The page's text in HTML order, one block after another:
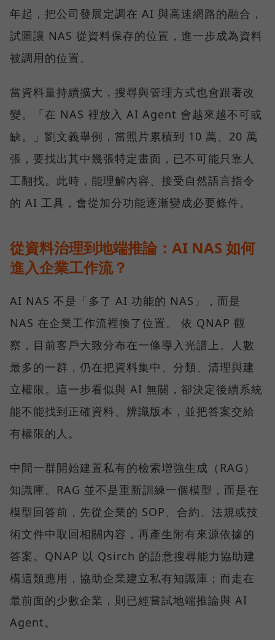
年起，把公司發展定調在 AI 與高速網路的融合，
試圖讓 NAS 從資料保存的位置，進一步成為資料
被調用的位置。
當資料量持續擴大，搜尋與管理方式也會跟著改
變。「在 NAS 裡放入 AI Agent 會越來越不可或
缺。」劉文義舉例，當照片累積到 10 萬、20 萬
張，要找出其中幾張特定畫面，已不可能只靠人
工翻找。此時，能理解內容、接受自然語言指令
的 AI 工具，會從加分功能逐漸變成必要條件。
從資料治理到地端推論：AI NAS 如何
進入企業工作流？
AI NAS 不是「多了 AI 功能的 NAS」，而是
NAS 在企業工作流裡換了位置。 依 QNAP 觀
察，目前客戶大致分布在一條導入光譜上。人數
最多的一群，仍在把資料集中、分類、清理與建
立權限。這一步看似與 AI 無關，卻決定後續系統
能不能找到正確資料、辨識版本，並把答案交給
有權限的人。
中間一群開始建置私有的檢索增強生成（RAG）
知識庫。RAG 並不是重新訓練一個模型，而是在
模型回答前，先從企業的 SOP、合約、法規或技
術文件中取回相關內容，再產生附有來源依據的
答案。QNAP 以 Qsirch 的語意搜尋能力協助建
構這類應用，協助企業建立私有知識庫；而走在
最前面的少數企業，則已經嘗試地端推論與 AI
Agent。